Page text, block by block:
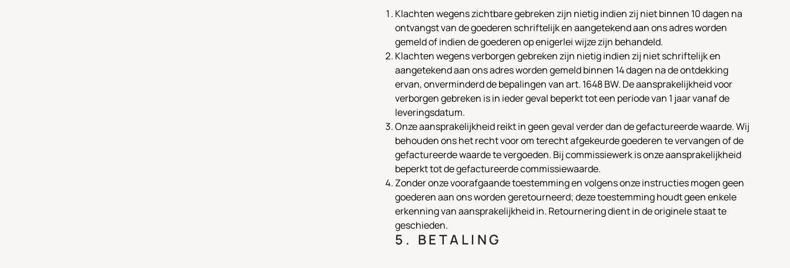
Klachten wegens zichtbare gebreken zijn nietig indien zij niet binnen 10 dagen na
ontvangst van de goederen schriftelijk en aangetekend aan ons adres worden
gemeld of indien de goederen op enigerlei wijze zijn behandeld.
Klachten wegens verborgen gebreken zijn nietig indien zij niet schriftelijk en
aangetekend aan ons adres worden gemeld binnen 14 dagen na de ontdekking
ervan, onverminderd de bepalingen van art. 1648 BW. De aansprakelijkheid voor
verborgen gebreken is in ieder geval beperkt tot een periode van 1 jaar vanaf de
leveringsdatum.
Onze aansprakelijkheid reikt in geen geval verder dan de gefactureerde waarde. Wij
behouden ons het recht voor om terecht afgekeurde goederen te vervangen of de
gefactureerde waarde te vergoeden. Bij commissiewerk is onze aansprakelijkheid
beperkt tot de gefactureerde commissiewaarde.
Zonder onze voorafgaande toestemming en volgens onze instructies mogen geen
goederen aan ons worden geretourneerd; deze toestemming houdt geen enkele
erkenning van aansprakelijkheid in. Retournering dient in de originele staat te
geschieden.
5. BETALING